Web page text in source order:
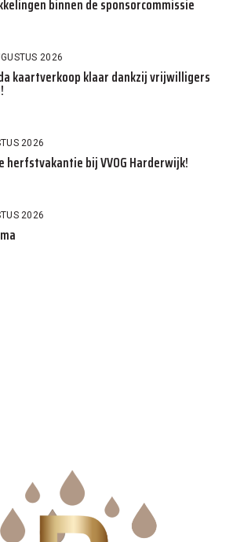
binnen de sponsorcommissie
2026
kaartverkoop klaar dankzij vrijwilligers
2026
herfstvakantie bij VVOG Harderwijk!
2026